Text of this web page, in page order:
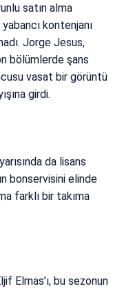
satın alma
kontenjanı
Jorge Jesus,
bölümlerde şans
vasat bir görüntü
girdi.
da lisans
bonservisini elinde
farklı bir takıma
Elmas’ı, bu sezonun